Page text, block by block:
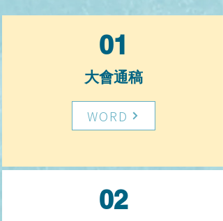
01
大會通稿
WORD
02